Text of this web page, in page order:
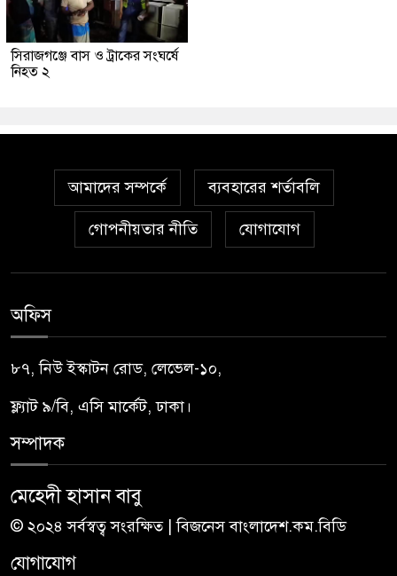
সিরাজগঞ্জে বাস ও ট্রাকের সংঘর্ষে
নিহত ২
আমাদের সম্পর্কে ব্যবহারের শর্তাবলি
গোপনীয়তার নীতি যোগাযোগ
অফিস
৮৭, নিউ ইস্কাটন রোড, লেভেল-১০,
ফ্ল্যাট ৯/বি, এসি মার্কেট, ঢাকা।
সম্পাদক
মেহেদী হাসান বাবু
© ২০২৪ সর্বস্বত্ব সংরক্ষিত | বিজনেস বাংলাদেশ.কম.বিডি
যোগাযোগ